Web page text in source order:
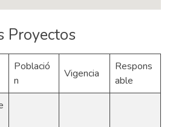
Proyectos
Població
n
Vigencia
Respons
able